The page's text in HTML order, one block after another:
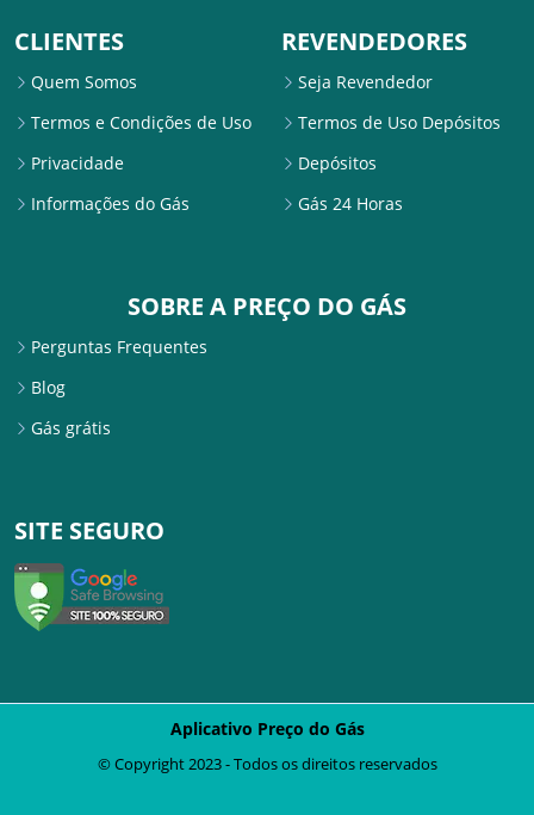
CLIENTES
Quem Somos
Termos e Condições de Uso
Privacidade
Informações do Gás
REVENDEDORES
Seja Revendedor
Termos de Uso Depósitos
Depósitos
Gás 24 Horas
SOBRE A PREÇO DO GÁS
Perguntas Frequentes
Blog
Gás grátis
SITE SEGURO
Aplicativo Preço do Gás
© Copyright 2023 - Todos os direitos reservados